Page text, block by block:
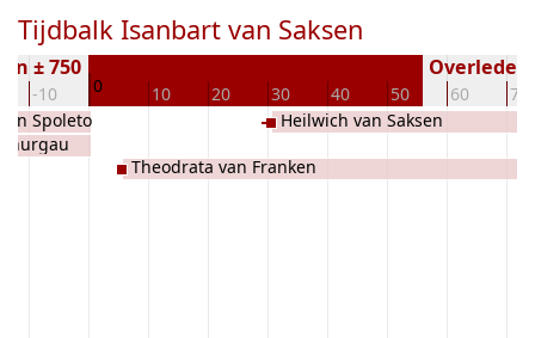
Tijdbalk Isanbart van Saksen
-10 0 10 20 30 40 50 60 70
± 750 Overleden
Spoleto
Theodrata van Franken
Heilwich van Saksen